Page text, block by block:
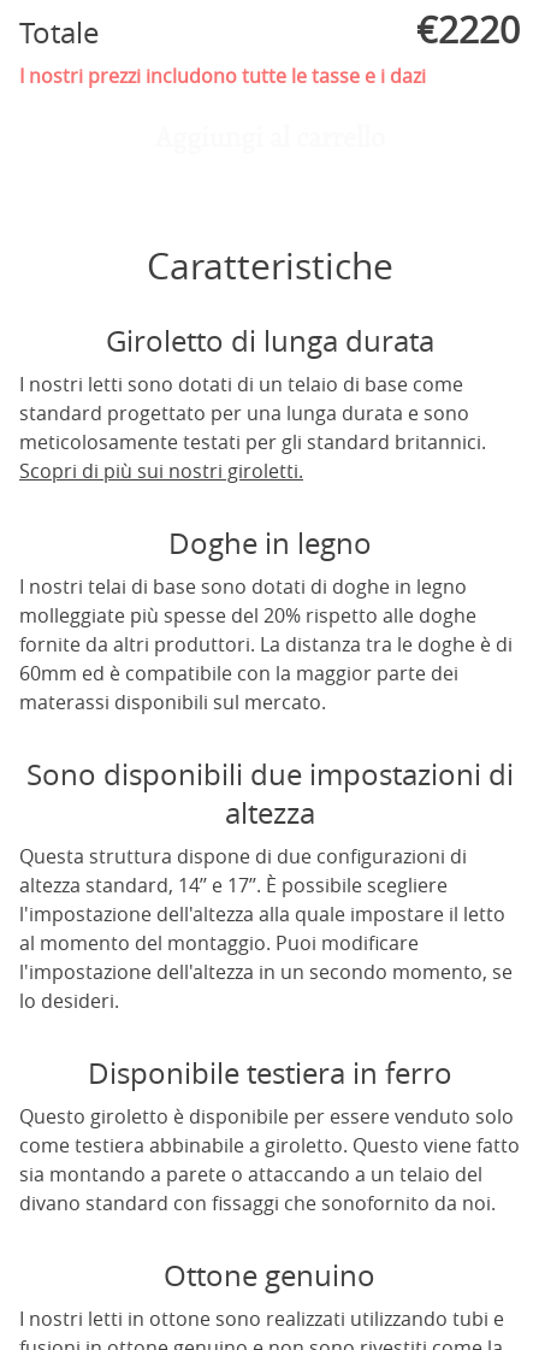
Totale €2220
I nostri prezzi includono tutte le tasse e i dazi
Caratteristiche
Giroletto di lunga durata
I nostri letti sono dotati di un telaio di base come
standard progettato per una lunga durata e sono
meticolosamente testati per gli standard britannici.
Scopri di più sui nostri giroletti.
Doghe in legno
I nostri telai di base sono dotati di doghe in legno
molleggiate più spesse del 20% rispetto alle doghe
fornite da altri produttori. La distanza tra le doghe è di
60mm ed è compatibile con la maggior parte dei
materassi disponibili sul mercato.
Sono disponibili due impostazioni di
altezza
Questa struttura dispone di due configurazioni di
altezza standard, 14’’ e 17’’. È possibile scegliere
l'impostazione dell'altezza alla quale impostare il letto
al momento del montaggio. Puoi modificare
l'impostazione dell'altezza in un secondo momento, se
lo desideri.
Disponibile testiera in ferro
Questo giroletto è disponibile per essere venduto solo
come testiera abbinabile a giroletto. Questo viene fatto
sia montando a parete o attaccando a un telaio del
divano standard con fissaggi che sonofornito da noi.
Ottone genuino
I nostri letti in ottone sono realizzati utilizzando tubi e